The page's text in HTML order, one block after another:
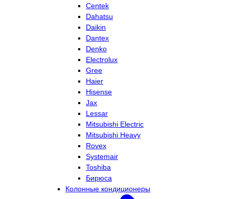
Centek
Dahatsu
Daikin
Dantex
Denko
Electrolux
Gree
Haier
Hisense
Jax
Lessar
Mitsubishi Electric
Mitsubishi Heavy
Rovex
Systemair
Toshiba
Бирюса
Колонные кондиционеры